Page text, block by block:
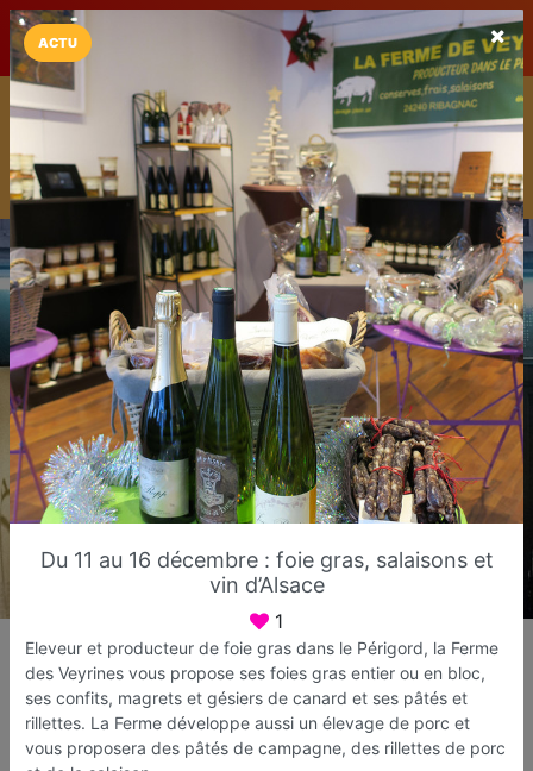
LaCarte LaCarte sur
Play Store
Installez l'App LaCarte
Téléchargez gratuitement l'app LaCarte pour suivre vos
commerces favoris et ne rien rater !
Télécharger Plus tard
Boutique Ephémère Sucy
Boutique Éphémère
Sucy-en-Brie
ACTU
Du 11 au 16 décembre : foie gras, salaisons et
vin d’Alsace
1
Eleveur et producteur de foie gras dans le Périgord, la Ferme
des Veyrines vous propose ses foies gras entier ou en bloc,
ses confits, magrets et gésiers de canard et ses pâtés et
rillettes. La Ferme développe aussi un élevage de porc et
vous proposera des pâtés de campagne, des rillettes de porc